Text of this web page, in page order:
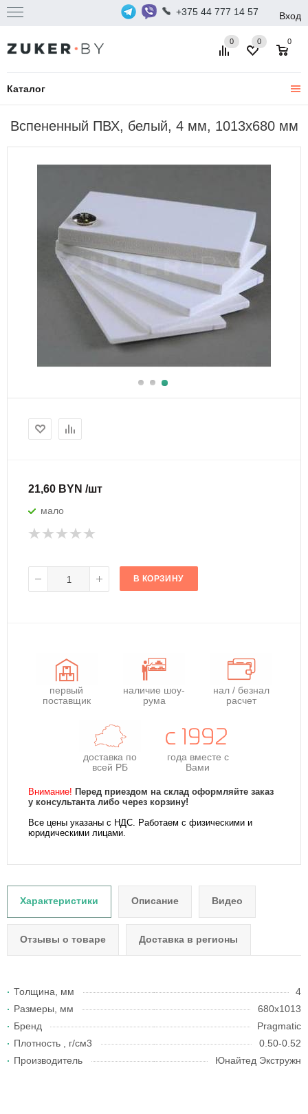
+375 44 777 14 57 Вход
Каталог
0 0
0
Вспененный ПВХ, белый, 4 мм, 1013x680 мм
21,60 BYN /шт
мало
В КОРЗИНУ
первый
поставщик
наличие шоу-
рума
нал / безнал
расчет
доставка по
всей РБ
года вместе с
Вами
Внимание! Перед приездом на склад оформляйте заказ
у консультанта либо через корзину!
Все цены указаны с НДС. Работаем с физическими и
юридическими лицами.
Характеристики Описание Видео
Отзывы о товаре Доставка в регионы
Толщина, мм
4
Размеры, мм
680x1013
Бренд
Pragmatic
Плотность , г/см3
0.50-0.52
Производитель
Юнайтед Экстружн